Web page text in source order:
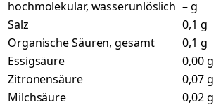
hochmolekular, wasserunlöslich – g
Salz
0,1 g
Organische Säuren, gesamt
0,1 g
Essigsäure
0,00 g
Zitronensäure
0,07 g
Milchsäure
0,02 g